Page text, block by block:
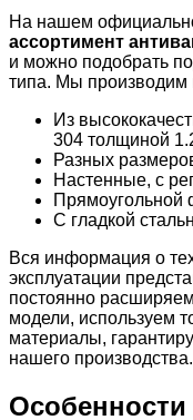
На нашем
ассортимент
и можно подобрать
типа. Мы производим
Из
304 толщиной
Разных
Настенные, с
С гладкой
Вся информация о
эксплуатации
постоянно
модели, используем
материалы,
нашего производства.